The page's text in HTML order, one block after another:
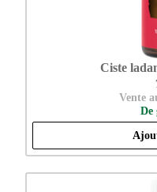
Ciste
Vente
De